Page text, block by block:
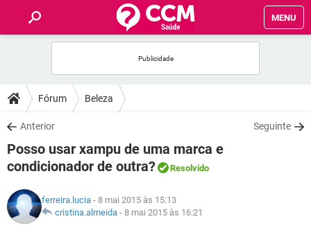
MENU
FÓRUM
SAÚDE
FAMÍLIA
NUTRIÇÃO
Fórum Beleza
Anterior Seguinte
Posso usar xampu de uma marca e
condicionador de outra?
Resolvido
ferreira.lucia - 8 mai 2015 às 15:13
cristina.almeida - 8 mai 2015 às 16:21